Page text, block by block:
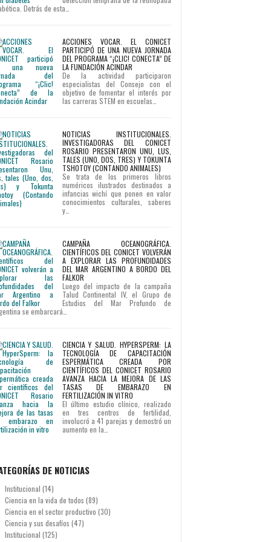
Detrás de esta…
ACCIONES VOCAR. EL CONICET
PARTICIPÓ DE UNA NUEVA JORNADA
DEL PROGRAMA “¡CLIC! CONECTA” DE
LA FUNDACIÓN ACINDAR
De la actividad participaron
especialistas del Consejo con el
objetivo de fomentar el interés por
las carreras STEM en escuelas…
NOTICIAS INSTITUCIONALES.
INVESTIGADORAS DEL CONICET
ROSARIO PRESENTARON UNU, LUS,
TALES (UNO, DOS, TRES) Y TOKUNTA
TSHOTOY (CONTANDO ANIMALES)
Se trata de los primeros libros
numéricos ilustrados destinados a
infancias wichí que ponen en valor
conocimientos culturales, saberes
y…
CAMPAÑA OCEANOGRÁFICA.
CIENTÍFICOS DEL CONICET VOLVERÁN
A EXPLORAR LAS PROFUNDIDADES
DEL MAR ARGENTINO A BORDO DEL
FALKOR
Luego del impacto de la campaña
Talud Continental IV, el Grupo de
Estudios del Mar Profundo de
se embarcará…
CIENCIA Y SALUD. HYPERSPERM: LA
TECNOLOGÍA DE CAPACITACIÓN
ESPERMÁTICA CREADA POR
CIENTÍFICOS DEL CONICET ROSARIO
AVANZA HACIA LA MEJORA DE LAS
TASAS DE EMBARAZO EN
FERTILIZACIÓN IN VITRO
El último estudio clínico, realizado
en tres centros de fertilidad,
involucró a 41 parejas y demostró un
aumento en la…
DE NOTICIAS
Institucional (14)
Ciencia en la vida de todos (89)
Ciencia en el sector productivo (30)
Ciencia y sus desafíos (47)
Institucional (125)